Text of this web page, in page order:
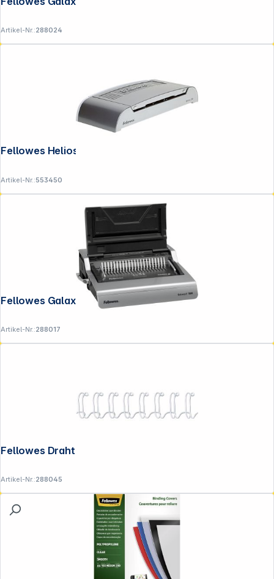
Artikel-Nr.:288024
Artikel-Nr.:553450
Fellowes Galaxy-E Plastikbindegerät
Artikel-Nr.:288017
Artikel-Nr.:288045